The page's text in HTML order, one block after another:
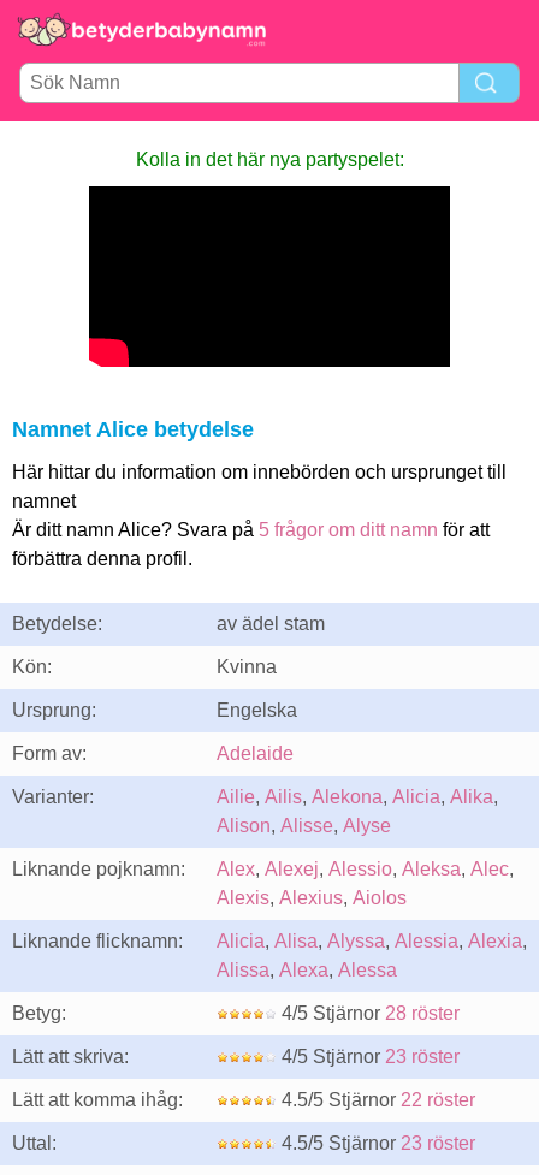
Kolla in det här nya party­spelet:
Namnet Alice betydelse
Här hittar du information om innebörden och ursprunget till
namnet
Är ditt namn Alice? Svara på 5 frågor om ditt namn för att
förbättra denna profil.
Betydelse: av ädel stam
Kön: Kvinna
Ursprung: Engelska
Form av: Adelaide
Varianter: Ailie, Ailis, Alekona, Alicia, Alika,
Alison, Alisse, Alyse
Liknande pojknamn: Alex, Alexej, Alessio, Aleksa, Alec,
Alexis, Alexius, Aiolos
Liknande flicknamn: Alicia, Alisa, Alyssa, Alessia, Alexia,
Alissa, Alexa, Alessa
Betyg: 4/5 Stjärnor 28 röster
Lätt att skriva: 4/5 Stjärnor 23 röster
Lätt att komma ihåg: 4.5/5 Stjärnor 22 röster
Uttal: 4.5/5 Stjärnor 23 röster